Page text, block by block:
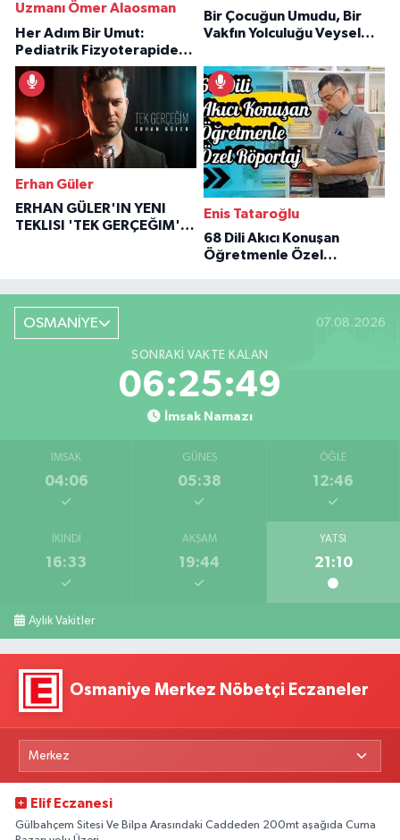
Uzmanı Ömer Alaosman
Her Adım Bir Umut:
Pediatrik Fizyoterapiden
İlham Veren Hikâyeler
Bir Çocuğun Umudu, Bir
Vakfın Yolculuğu Veysel
Erhan Güler
ERHAN GÜLER'IN YENI
TEKLISI 'TEK GERÇEĞIM'LE
Enis Tataroğlu
68 Dili Akıcı Konuşan
Öğretmenle Özel
OSMANİYE 07.08.2026
SONRAKI VAKTE KALAN
06:25:48
İmsak Namazı
İMSAK
04:06
GÜNEŞ
05:38
ÖĞLE
12:46
İKINDI
16:33
AKŞAM
19:44
YATSI
21:10
Aylık Vakitler
Osmaniye Merkez Nöbetçi Eczaneler
Elif Eczanesi
Gülbahçem Sitesi Ve Bilpa Arasındaki Caddeden 200mt aşağıda Cuma